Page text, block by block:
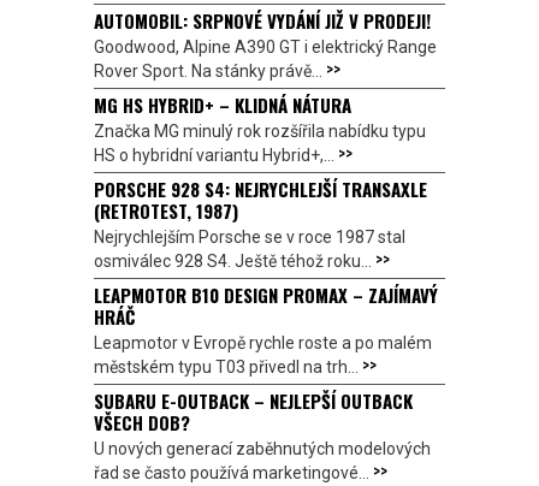
AUTOMOBIL: SRPNOVÉ VYDÁNÍ JIŽ V PRODEJI!
Goodwood, Alpine A390 GT i elektrický Range
Rover Sport. Na stánky právě... >>
MG HS HYBRID+ – KLIDNÁ NÁTURA
Značka MG minulý rok rozšířila nabídku typu
HS o hybridní variantu Hybrid+,... >>
PORSCHE 928 S4: NEJRYCHLEJŠÍ TRANSAXLE
(RETROTEST, 1987)
Nejrychlejším Porsche se v roce 1987 stal
osmiválec 928 S4. Ještě téhož roku... >>
LEAPMOTOR B10 DESIGN PROMAX – ZAJÍMAVÝ
HRÁČ
Leapmotor v Evropě rychle roste a po malém
městském typu T03 přivedl na trh... >>
SUBARU E-OUTBACK – NEJLEPŠÍ OUTBACK
VŠECH DOB?
U nových generací zaběhnutých modelových
řad se často používá marketingové... >>